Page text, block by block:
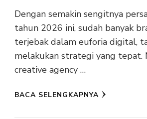
Dengan semakin sengitnya
tahun 2026 ini, sudah banyak
terjebak dalam euforia digital,
melakukan strategi yang tepat.
creative agency …
BACA SELENGKAPNYA